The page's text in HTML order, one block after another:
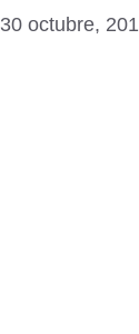
30 octubre,